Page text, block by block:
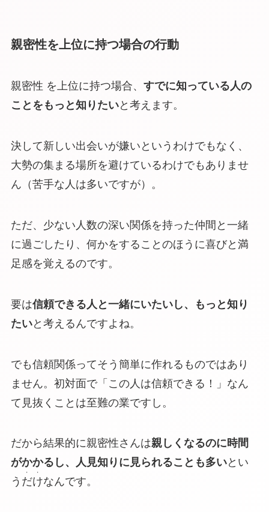
親密性を上位に持つ場合の行動
親密性 を上位に持つ場合、 すでに知っている人の
ことをもっと知りたいと考えます。
決して新しい出会いが嫌いというわけでもなく、
大勢の集まる場所を避けているわけでもありませ
ん（苦手な人は多いですが）。
ただ、少ない人数の深い関係を持った仲間と一緒
に過ごしたり、何かをすることのほうに喜びと満
足感を覚えるのです。
要は信頼できる人と一緒にいたいし、もっと知り
たいと考えるんですよね。
でも信頼関係ってそう簡単に作れるものではあり
ません。初対面で「この人は信頼できる！」なん
て見抜くことは至難の業ですし。
だから結果的に親密性さんは親しくなるのに時間
がかかるし、人見知りに見られることも多いとい
う だけ
・・
なんです。